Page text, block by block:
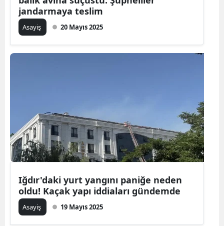
jandarmaya teslim
Asayiş 20 Mayıs 2025
Iğdır'daki yurt yangını paniğe neden
oldu! Kaçak yapı iddiaları gündemde
Asayiş 19 Mayıs 2025